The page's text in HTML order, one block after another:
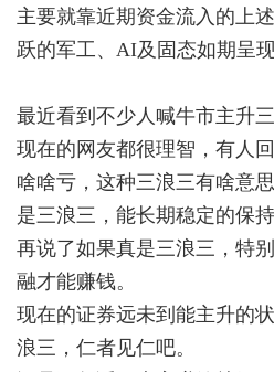
主要就靠近期资金流入的上
跃的军工、AI及固态如期呈
最近看到不少人喊牛市主升三
现在的网友都很理智，有人
啥啥亏，这种三浪三有啥意
是三浪三，能长期稳定的保持
再说了如果真是三浪三，特
融才能赚钱。
现在的证券远未到能主升的
浪三，仁者见仁吧。